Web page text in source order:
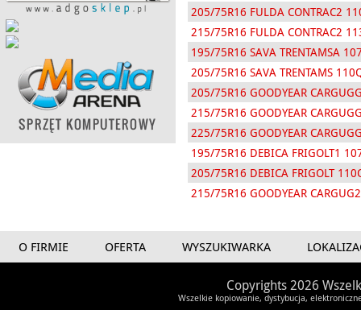
205/75R16 FULDA CONTRAC2
215/75R16 FULDA CONTRAC2
195/75R16 SAVA TRENTAMSA
205/75R16 SAVA TRENTAMS
205/75R16 GOODYEAR
215/75R16 GOODYEAR
225/75R16 GOODYEAR
195/75R16 DEBICA FRIGOLT1
205/75R16 DEBICA FRIGOLT
215/75R16 GOODYEAR
O FIRMIE OFERTA WYSZUKIWARKA
Copyrights 2026
Wszelkie kopiowanie, dystybucja,